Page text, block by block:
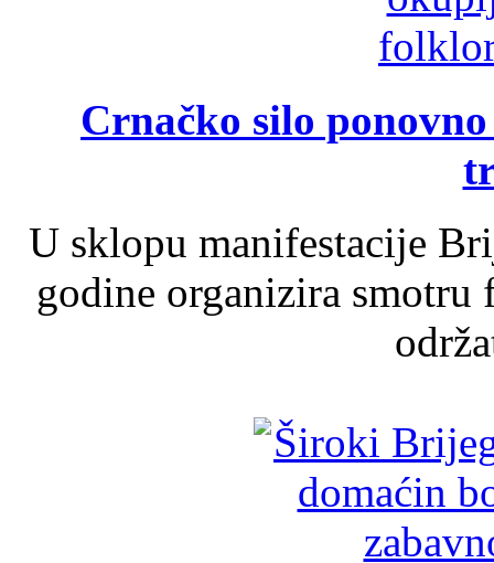
Crnačko silo
U sklopu manifestacije
godine organizira